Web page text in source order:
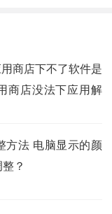
商店下不了软件是
商店没法下应用解
方法 电脑显示的颜
？